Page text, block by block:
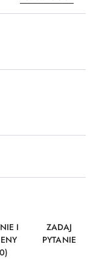
I
ZADAJ
PYTANIE